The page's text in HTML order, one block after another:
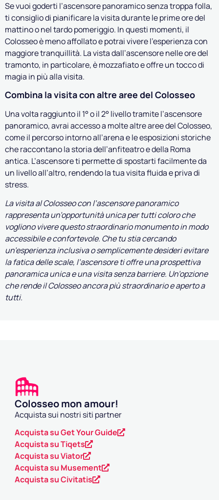
Se vuoi goderti l’ascensore panoramico senza troppa folla,
ti consiglio di pianificare la visita durante le prime ore del
mattino o nel tardo pomeriggio. In questi momenti, il
Colosseo è meno affollato e potrai vivere l’esperienza con
maggiore tranquillità. La vista dall’ascensore nelle ore del
tramonto, in particolare, è mozzafiato e offre un tocco di
magia in più alla visita.
Combina la visita con altre aree del Colosseo
Una volta raggiunto il 1° o il 2° livello tramite l’ascensore
panoramico, avrai accesso a molte altre aree del Colosseo,
come il percorso intorno all’arena e le esposizioni storiche
che raccontano la storia dell’anfiteatro e della Roma
antica. L’ascensore ti permette di spostarti facilmente da
un livello all’altro, rendendo la tua visita fluida e priva di
stress.
La visita al Colosseo con l’ascensore panoramico
rappresenta un’opportunità unica per tutti coloro che
vogliono vivere questo straordinario monumento in modo
accessibile e confortevole. Che tu stia cercando
un’esperienza inclusiva o semplicemente desideri evitare
la fatica delle scale, l’ascensore ti offre una prospettiva
panoramica unica e una visita senza barriere. Un’opzione
che rende il Colosseo ancora più straordinario e aperto a
tutti.
Colosseo mon amour!
Acquista sui nostri siti partner
Acquista su Get Your Guide
Acquista su Tiqets
Acquista su Viator
Acquista su Musement
Acquista su Civitatis